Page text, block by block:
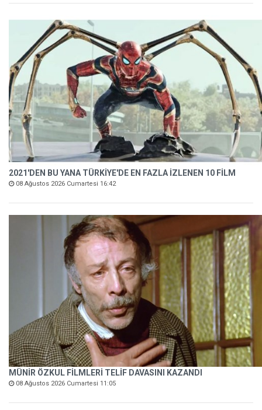
2021'DEN BU YANA TÜRKİYE'DE EN FAZLA İZLENEN 10 FİLM
08 Ağustos 2026 Cumartesi 16:42
MÜNİR ÖZKUL FİLMLERİ TELİF DAVASINI KAZANDI
08 Ağustos 2026 Cumartesi 11:05